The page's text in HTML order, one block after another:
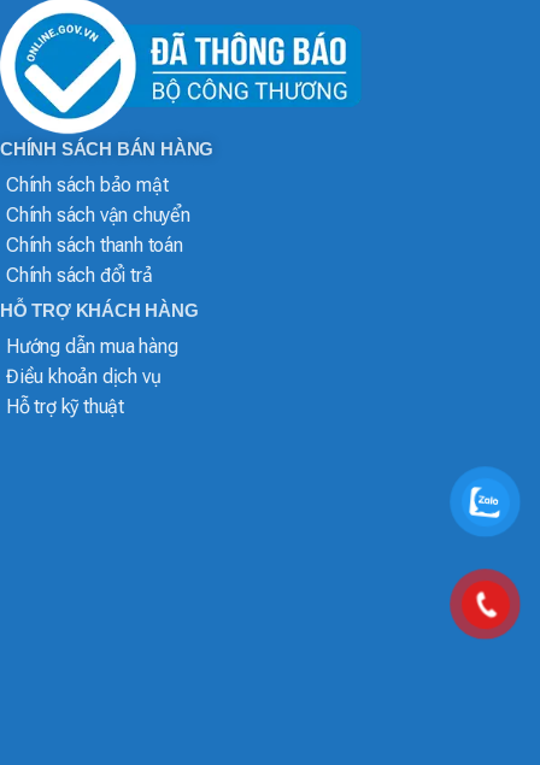
CHÍNH SÁCH BÁN HÀNG
Chính sách bảo mật
Chính sách vận chuyển
Chính sách thanh toán
Chính sách đổi trả
HỖ TRỢ KHÁCH HÀNG
Hướng dẫn mua hàng
Điều khoản dịch vụ
Hỗ trợ kỹ thuật